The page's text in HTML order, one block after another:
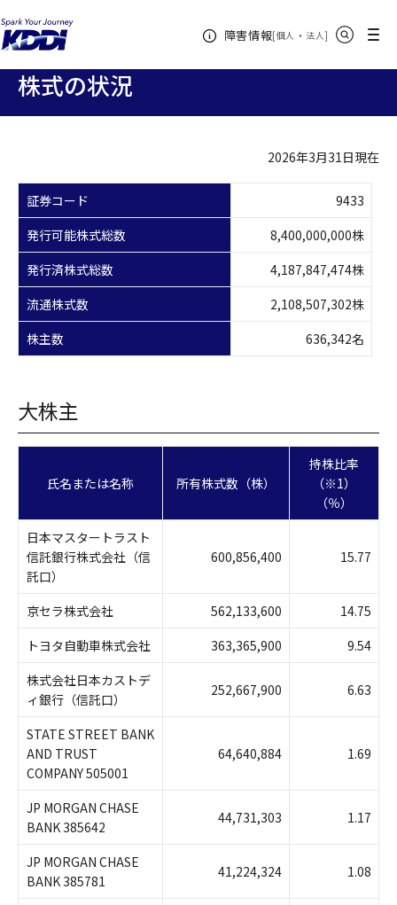
障害情報[個人 ・ 法人新規ウィンドウ
]
メニュー
KDDIホーム
株式の状況
株式の状況
2026年3月31日現在
証券コード
9433
発行可能株式総数
8,400,000,000株
発行済株式総数
4,187,847,474株
流通株式数
2,108,507,302株
株主数
636,342名
大株主
氏名または名称 所有株式数（株）
持株比率
（※1）
（％）
日本マスタートラスト
信託銀行株式会社（信
託口）
600,856,400 15.77
京セラ株式会社 562,133,600
14.75
トヨタ自動車株式会社
363,365,900
9.54
株式会社日本カストデ
ィ銀行（信託口）
252,667,900 6.63
STATE STREET BANK
AND TRUST
COMPANY 505001
64,640,884 1.69
JP MORGAN CHASE
BANK 385642
44,731,303 1.17
JP MORGAN CHASE
BANK 385781
41,224,324 1.08